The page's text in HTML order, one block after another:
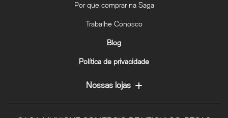
Por que comprar na Saga
Trabalhe Conosco
Blog
Política de privacidade
Nossas lojas